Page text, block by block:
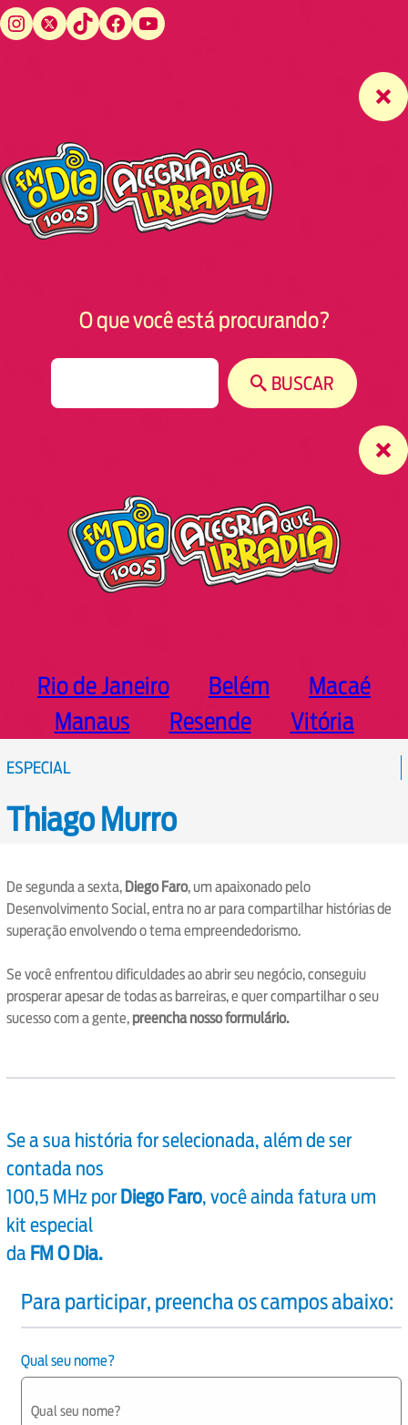
Instagram Twitter TikTok Facebook YouTube
O que você está procurando?
BUSCAR
Rio de Janeiro Belém
Macaé
Manaus
Resende Vitória
ESPECIAL
Thiago Murro
De segunda a sexta, Diego Faro, um apaixonado pelo
Desenvolvimento Social, entra no ar para compartilhar histórias de
superação envolvendo o tema empreendedorismo.
Se você enfrentou dificuldades ao abrir seu negócio, conseguiu
prosperar apesar de todas as barreiras, e quer compartilhar o seu
sucesso com a gente, preencha nosso formulário.
Se a sua história for selecionada, além de ser
contada nos
100,5 MHz porDiego Faro, você ainda fatura um
kit especial
da FM O Dia.
Para participar, preencha os campos abaixo:
Qual seu nome?